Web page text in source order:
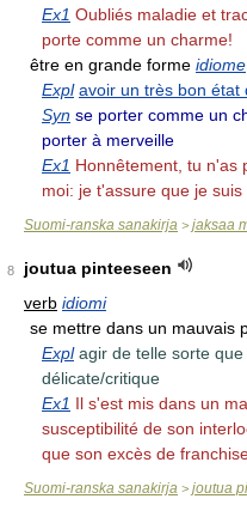
Ex1 Oubliés maladie et
porte comme un charme!
être en grande forme idiome
Expl avoir un très bon état
Syn se porter comme un
porter à merveille
Ex1 Honnêtement, tu n'as
moi: je t'assure que je
Suomi-ranska sanakirja > jaksaa
8
joutua pinteeseen
verb idiomi
se mettre dans un mauvais
Expl agir de telle sorte
délicate/critique
Ex1 Il s'est mis dans un
susceptibilité de son
que son excès de
Suomi-ranska sanakirja > joutua